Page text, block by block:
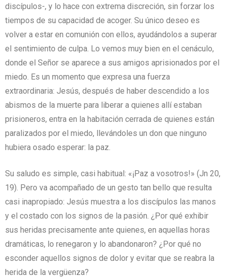
discípulos-, y lo hace con extrema discreción, sin forzar los
tiempos de su capacidad de acoger. Su único deseo es
volver a estar en comunión con ellos, ayudándolos a superar
el sentimiento de culpa. Lo vemos muy bien en el cenáculo,
donde el Señor se aparece a sus amigos aprisionados por el
miedo. Es un momento que expresa una fuerza
extraordinaria: Jesús, después de haber descendido a los
abismos de la muerte para liberar a quienes allí estaban
prisioneros, entra en la habitación cerrada de quienes están
paralizados por el miedo, llevándoles un don que ninguno
hubiera osado esperar: la paz.
Su saludo es simple, casi habitual: «¡Paz a vosotros!» (Jn 20,
19). Pero va acompañado de un gesto tan bello que resulta
casi inapropiado: Jesús muestra a los discípulos las manos
y el costado con los signos de la pasión. ¿Por qué exhibir
sus heridas precisamente ante quienes, en aquellas horas
dramáticas, lo renegaron y lo abandonaron? ¿Por qué no
esconder aquellos signos de dolor y evitar que se reabra la
herida de la vergüenza?